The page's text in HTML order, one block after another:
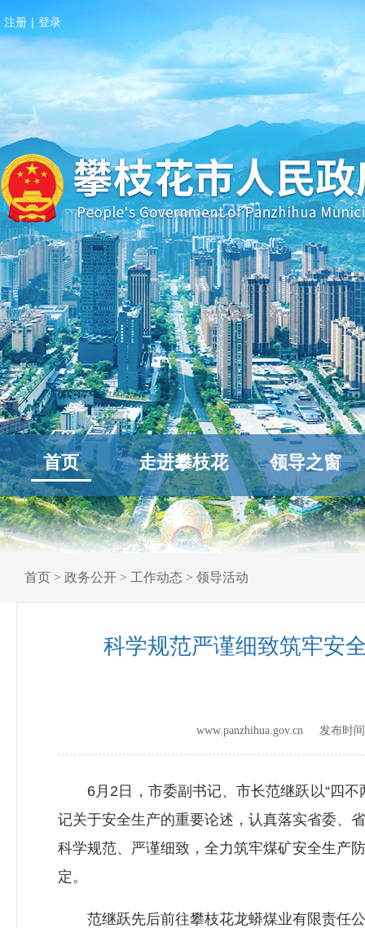
注册 | 登录
首页 走进攀枝花 领导之窗
首页 > 政务公开 > 工作动态 > 领导活动
科学规范严谨细致筑牢安
www.panzhihua.gov.cn 发布时
6月2日，市委副书记、市长范继跃以“四不
记关于安全生产的重要论述，认真落实省委、
科学规范、严谨细致，全力筑牢煤矿安全生产
定。
范继跃先后前往攀枝花龙蟒煤业有限责任公